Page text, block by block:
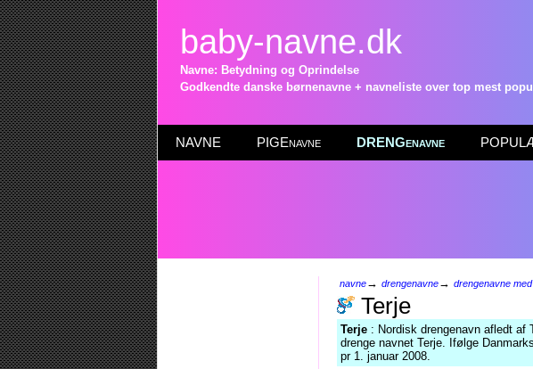
baby-navne.dk
Navne: Betydning og Oprindelse
Godkendte danske børnenavne + navneliste over top mest
NAVNE PIGEnavne DRENGenavne
navne→ drengenavne→ drengenavne
Terje
Terje : Nordisk drengenavn afledt af
drenge navnet Terje. Ifølge
pr 1. januar 2008.